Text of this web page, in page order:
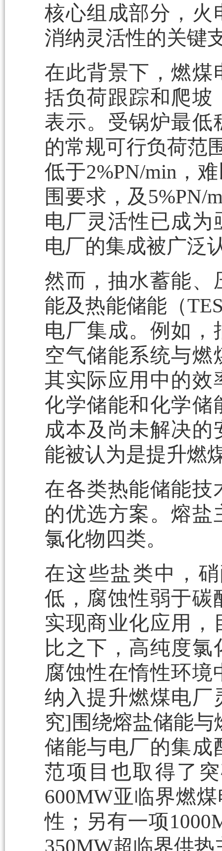
核心组成部分，火
消纳灵活性的关键
在此背景下，燃煤
括负荷跟踪和爬坡
表示。受锅炉最低
的常规可行负荷范
低于2%PN/min，
围要求，及5%PN/
电厂灵活性已成
电厂的集成被广泛
然而，抽水蓄能、
能及热能储能（
电厂集成。例如
空气储能系统与
其实际应用中的效
化学储能和化学储
成本及尚未解决
能被认为是提升燃
在各类热能储能技
的优选方案。熔
氯化物四类。
在这些盐类中，
低，腐蚀性弱于碳
实现商业化应用
比之下，高纯度
腐蚀性在惰性环境
纳入提升燃煤电厂
究]围绕熔盐储能
储能与电厂的集成
范项目也取得了
600MW亚临界燃
性；另有一项
350MW超临界供